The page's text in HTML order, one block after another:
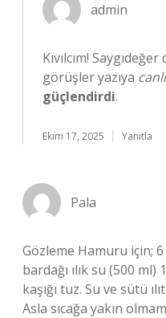
admin
Kıvılcım!
görüşler yazıya
güçlendirdi.
Ekim 17, 2025 Yanıtla
Pala
Gözleme Hamuru için;
bardağı ılık su (500
kaşığı tuz. Su ve sütü
Asla sıcağa yakın